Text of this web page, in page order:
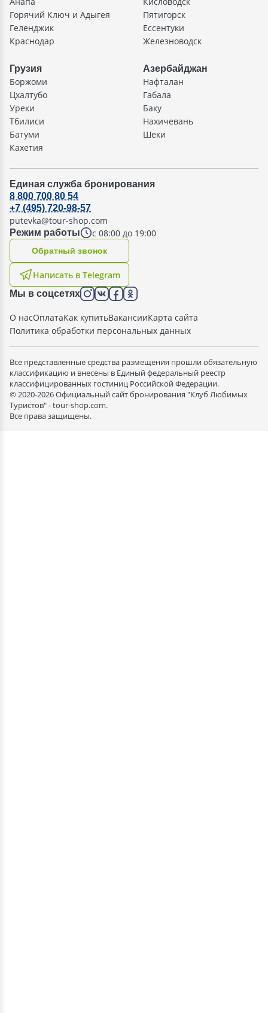
Горячий Ключ и Адыгея
Геленджик
Краснодар
Пятигорск
Ессентуки
Железноводск
Грузия
Боржоми
Цхалтубо
Уреки
Тбилиси
Батуми
Кахетия
Азербайджан
Нафталан
Габала
Баку
Нахичевань
Шеки
Единая служба бронирования
Режим работы с 08:00 до 19:00
8 800 700 80 54
+7 (495) 720-98-57
putevka@tour-shop.com
Написать в Telegram
Oбратный звонок
Мы в соцсетях
О насОплатаКак купитьВакансииКарта сайта
Политика обработки персональных данных
Все представленные средства размещения прошли обязательную
классификацию и внесены в Единый федеральный реестр
классифицированных гостиниц Российской Федерации.
© 2020-2026 Официальный сайт бронирования "Клуб Любимых
Туристов" - tour-shop.com.
Все права защищены.